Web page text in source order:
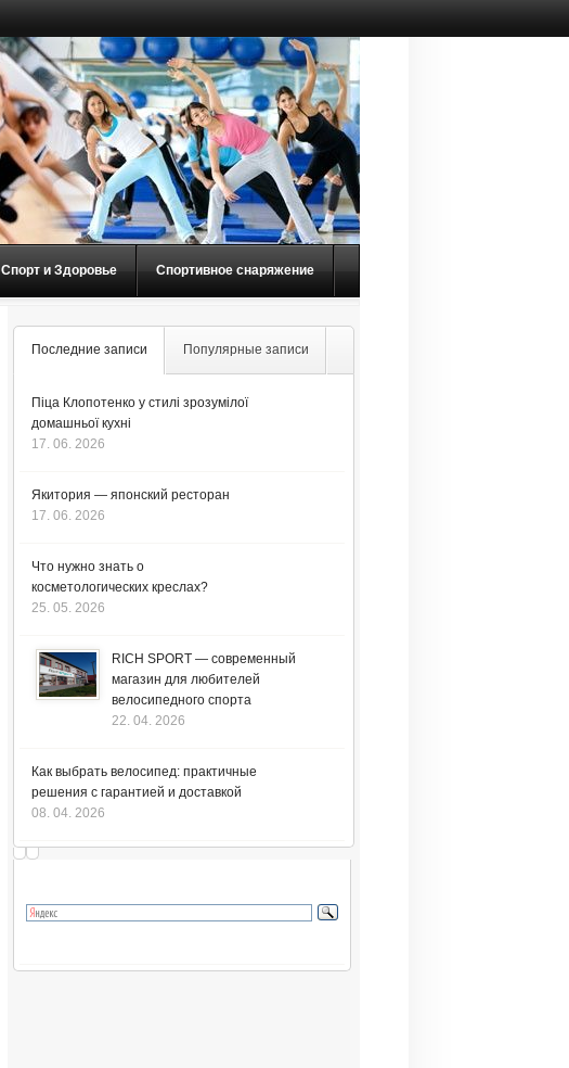
Спорт и Здоровье Спортивное снаряжение
Последние записи Популярные записи
Піца Клопотенко у стилі зрозумілої
домашньої кухні
17. 06. 2026
Якитория — японский ресторан
17. 06. 2026
Что нужно знать о
косметологических креслах?
25. 05. 2026
RICH SPORT — современный
магазин для любителей
велосипедного спорта
22. 04. 2026
Как выбрать велосипед: практичные
решения с гарантией и доставкой
08. 04. 2026